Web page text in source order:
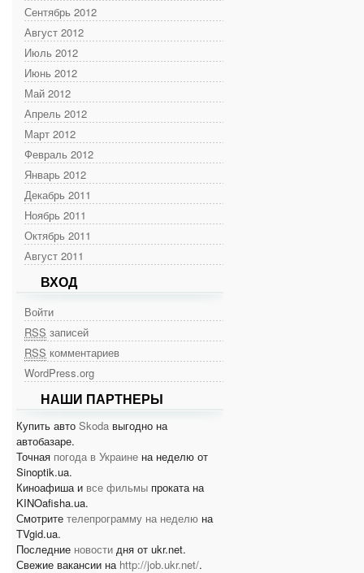
Сентябрь 2012
Август 2012
Июль 2012
Июнь 2012
Май 2012
Апрель 2012
Март 2012
Февраль 2012
Январь 2012
Декабрь 2011
Ноябрь 2011
Октябрь 2011
Август 2011
ВХОД
Войти
RSS записей
RSS комментариев
WordPress.org
НАШИ ПАРТНЕРЫ
Купить авто Skoda выгодно на
автобазаре.
Точная погода в Украине на неделю от
Sinoptik.ua.
Киноафиша и все фильмы проката на
KINOafisha.ua.
Смотрите телепрограмму на неделю на
TVgid.ua.
Последние новости дня от ukr.net.
Свежие вакансии на http://job.ukr.net/.